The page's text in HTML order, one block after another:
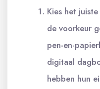
Kies het
de voorkeur
pen-en-
digitaal
hebben hun